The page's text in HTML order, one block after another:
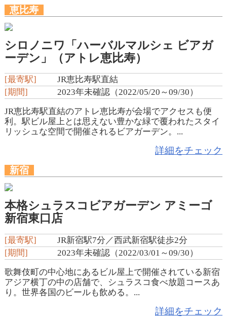
恵比寿
シロノニワ「ハーバルマルシェ ビアガ
ーデン」（アトレ恵比寿）
[最寄駅]
JR恵比寿駅直結
[期間]
2023年未確認（2022/05/20～09/30）
JR恵比寿駅直結のアトレ恵比寿が会場でアクセスも便
利。駅ビル屋上とは思えない豊かな緑で覆われたスタイ
リッシュな空間で開催されるビアガーデン。...
詳細をチェック
新宿
本格シュラスコビアガーデン アミーゴ
新宿東口店
[最寄駅]
JR新宿駅7分／西武新宿駅徒歩2分
[期間]
2023年未確認（2022/03/01～09/30）
歌舞伎町の中心地にあるビル屋上で開催されている新宿
アジア横丁の中の店舗で、シュラスコ食べ放題コースあ
り。世界各国のビールも飲める。...
詳細をチェック